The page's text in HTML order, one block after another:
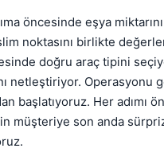
öncesinde eşya
noktasını birlikte
doğru araç tipini
netleştiriyor. Operasyonu
başlatıyoruz. Her adımı
müşteriye son anda